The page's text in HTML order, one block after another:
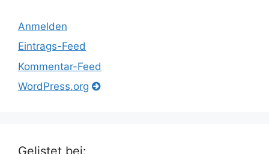
Anmelden
Eintrags-Feed
Kommentar-Feed
WordPress.org
Gelistet bei: